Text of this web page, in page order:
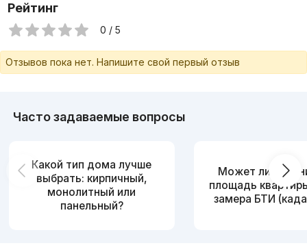
Рейтинг
0 / 5
Отзывов пока нет. Напишите свой первый отзыв
Часто задаваемые вопросы
Какой тип дома лучше
выбрать: кирпичный,
монолитный или
панельный?
Может ли
площадь
замера БТИ